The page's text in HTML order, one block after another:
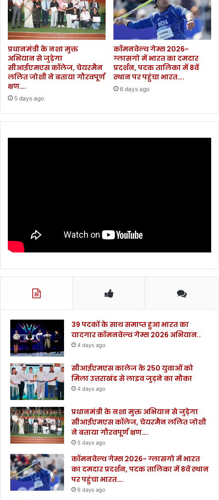
ला
।
प्रधानमंत्री के नशा मुक्त
अभियान से जुड़ेगा
सीआईएमएस कॉलेज, चेयरमैन
ललित जोशी ने बताया गौरवपूर्ण
क्षण….
5 days ago
कॉमनवेल्थ गेम्स 2026-
ग्लासगो में भारत का दमदार
प्रदर्शन, पदक तालिका में 8वें
स्थान पर पहुंचा भारत….
6 days ago
39 पदकों के साथ समाप्त हुआ भारत का
यादगार कॉमनवेल्थ गेम्स 2026 अभियान..
4 days ago
सीआईएमएस कालेज के 250 युवाओं को
मिला उत्तराखंड से लाइव जुड़ने का मौका
4 days ago
प्रधानमंत्री के नशा मुक्त अभियान से जुड़ेगा
सीआईएमएस कॉलेज, चेयरमैन ललित जोशी
ने बताया गौरवपूर्ण क्षण….
5 days ago
कॉमनवेल्थ गेम्स 2026- ग्लासगो में भारत
का दमदार प्रदर्शन, पदक तालिका में 8वें स्थान
पर पहुंचा भारत….
6 days ago